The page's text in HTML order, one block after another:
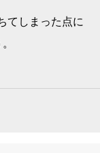
てしまった点に